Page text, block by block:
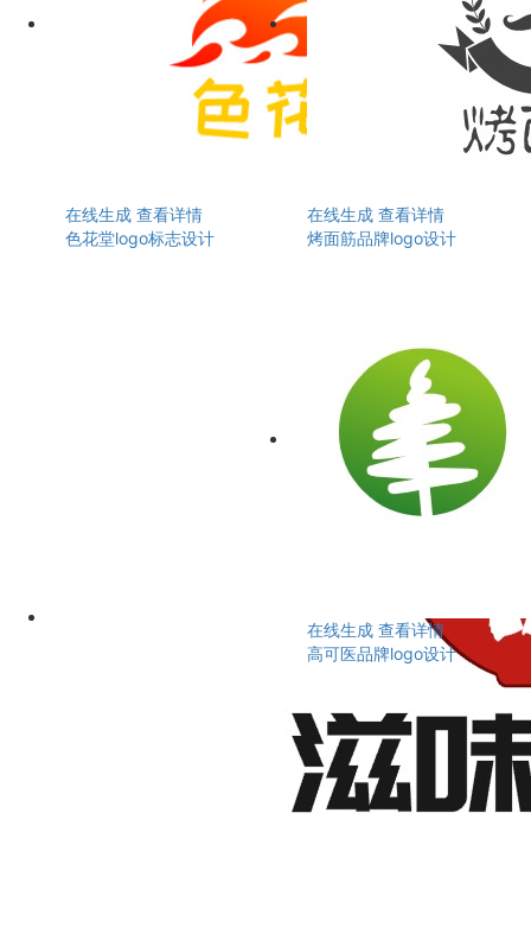
在线生成 查看详情
色花堂logo标志设计
在线生成 查看详情
烤面筋品牌logo设计
在线生成 查看详情
高可医品牌logo设计